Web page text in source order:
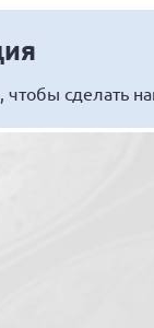
сделать